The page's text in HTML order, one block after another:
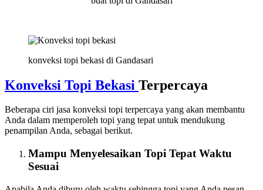
konveksi topi bekasi di Gandasari
Konveksi Topi Bekasi Terpercaya
Beberapa ciri jasa konveksi topi terpercaya yang akan membantu
Anda dalam memperoleh topi yang tepat untuk mendukung
penampilan Anda, sebagai berikut.
Mampu Menyelesaikan Topi Tepat Waktu
Sesuai